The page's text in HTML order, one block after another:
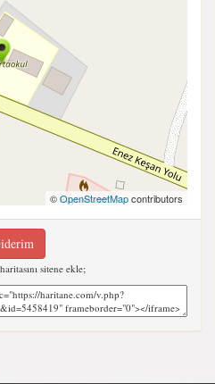
©OpenStreetMapcontributors
haritasını sitene ekle;